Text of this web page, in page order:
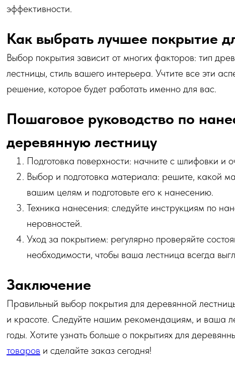
эффективности.
Как выбрать лучшее покрытие
Выбор покрытия зависит от многих факторов: тип
лестницы, стиль вашего интерьера. Учтите все эти
решение, которое будет работать именно для вас.
Пошаговое руководство по
деревянную лестницу
Подготовка поверхности: начните с шлифовки и
Выбор и подготовка материала: решите, какой
вашим целям и подготовьте его к нанесению.
Техника нанесения: следуйте инструкциям по
неровностей.
Уход за покрытием: регулярно проверяйте
необходимости, чтобы ваша лестница всегда
Заключение
Правильный выбор покрытия для деревянной
и красоте. Следуйте нашим рекомендациям, и ваша
годы. Хотите узнать больше о покрытиях для
товаров и сделайте заказ сегодня!